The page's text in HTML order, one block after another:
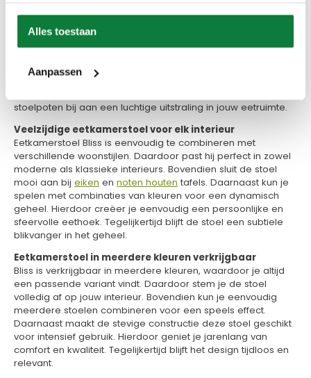
Alles toestaan
Aanpassen
opvalt.
lange diners. Daardoor zit je ontspannen, zelfs na uren
tafelen. Bovendien zorgt het volle zitkussen voor extra
stoelpoten bij aan een luchtige uitstraling in jouw eetruimte.
Veelzijdige eetkamerstoel voor elk interieur
Eetkamerstoel Bliss is eenvoudig te combineren met
verschillende woonstijlen. Daardoor past hij perfect in zowel
moderne als klassieke interieurs. Bovendien sluit de stoel
mooi aan bij eiken en noten houten tafels. Daarnaast kun je
spelen met combinaties van kleuren voor een dynamisch
geheel. Hierdoor creëer je eenvoudig een persoonlijke en
sfeervolle eethoek. Tegelijkertijd blijft de stoel een subtiele
blikvanger in het geheel.
Eetkamerstoel in meerdere kleuren verkrijgbaar
Bliss is verkrijgbaar in meerdere kleuren, waardoor je altijd
een passende variant vindt. Daardoor stem je de stoel
volledig af op jouw interieur. Bovendien kun je eenvoudig
meerdere stoelen combineren voor een speels effect.
Daarnaast maakt de stevige constructie deze stoel geschikt
voor intensief gebruik. Hierdoor geniet je jarenlang van
comfort en kwaliteit. Tegelijkertijd blijft het design tijdloos en
relevant.